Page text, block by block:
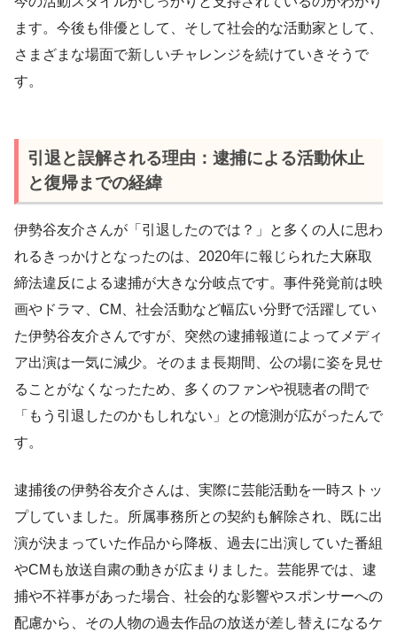
ます。今後も俳優として、そして社会的な活動家として、
さまざまな場面で新しいチャレンジを続けていきそうで
す。
引退と誤解される理由：逮捕による活動休止
と復帰までの経緯
伊勢谷友介さんが「引退したのでは？」と多くの人に思わ
れるきっかけとなったのは、2020年に報じられた大麻取
締法違反による逮捕が大きな分岐点です。事件発覚前は映
画やドラマ、CM、社会活動など幅広い分野で活躍してい
た伊勢谷友介さんですが、突然の逮捕報道によってメディ
ア出演は一気に減少。そのまま長期間、公の場に姿を見せ
ることがなくなったため、多くのファンや視聴者の間で
「もう引退したのかもしれない」との憶測が広がったんで
す。
逮捕後の伊勢谷友介さんは、実際に芸能活動を一時ストッ
プしていました。所属事務所との契約も解除され、既に出
演が決まっていた作品から降板、過去に出演していた番組
やCMも放送自粛の動きが広まりました。芸能界では、逮
捕や不祥事があった場合、社会的な影響やスポンサーへの
配慮から、その人物の過去作品の放送が差し替えになるケ